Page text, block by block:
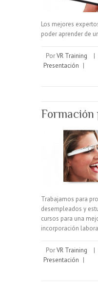
Los mejores
poder aprender de
PorVR Training |
Presentación |
Formación
Trabajamos para
desempleados y
cursos para una
incorporación
PorVR Training |
Presentación |